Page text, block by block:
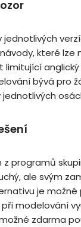
jednotlivých
které lze
anglický
bývá pro
programů
ale svým
je
modelování
zdarma